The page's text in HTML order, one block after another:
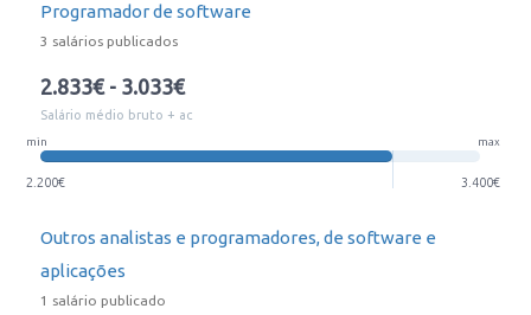
Programador de software
3 salários publicados
2.833€ - 3.033€
Salário médio bruto + ac
min max
2.200€ 3.400€
Outros analistas e programadores, de software e
aplicações
1 salário publicado